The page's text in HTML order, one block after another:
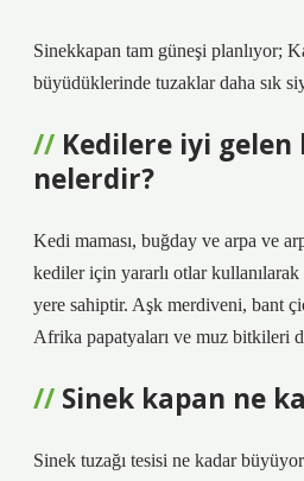
Sinekkapan tam güneşi planlıyor;
büyüdüklerinde tuzaklar daha sık
Kedilere iyi
nelerdir?
Kedi maması, buğday ve arpa ve
kediler için yararlı otlar
yere sahiptir. Aşk merdiveni, bant
Afrika papatyaları ve muz bitkileri
Sinek kapan ne
Sinek tuzağı tesisi ne kadar